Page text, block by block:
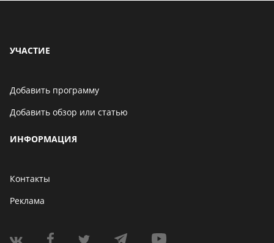
УЧАСТИЕ
Добавить программу
Добавить обзор или статью
ИНФОРМАЦИЯ
Контакты
Реклама